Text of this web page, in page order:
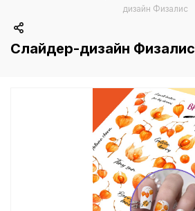
дизайн Физалис
Слайдер-дизайн Физалис